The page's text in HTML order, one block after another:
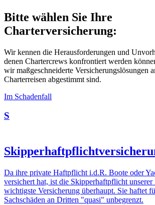
Bitte wählen Sie Ihre
Charterversicherung:
Wir kennen die Herausforderungen und
denen Chartercrews konfrontiert werden
wir maßgeschneiderte Versicherungslösungen
Charterreisen abgestimmt sind.
Im Schadenfall
S
Da ihre private Haftpflicht i.d.R. Boote oder
versichert hat, ist die Skipperhaftpflicht
wichtigste Versicherung überhaupt. Sie haftet
Sachschäden an Dritten "quasi" unbegrenzt.